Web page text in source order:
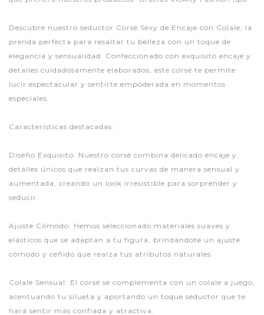
Descubre nuestro seductor Corsé Sexy de Encaje con Colale, la
prenda perfecta para resaltar tu belleza con un toque de
elegancia y sensualidad. Confeccionado con exquisito encaje y
detalles cuidadosamente elaborados, este corsé te permite
lucir espectacular y sentirte empoderada en momentos
especiales.
Características destacadas:
Diseño Exquisito: Nuestro corsé combina delicado encaje y
detalles únicos que realzan tus curvas de manera sensual y
aumentada, creando un look irresistible para sorprender y
seducir.
Ajuste Cómodo: Hemos seleccionado materiales suaves y
elásticos que se adaptan a tu figura, brindándote un ajuste
cómodo y ceñido que realza tus atributos naturales.
Colale Sensual: El corsé se complementa con un colale a juego,
acentuando tu silueta y aportando un toque seductor que te
hará sentir más confiada y atractiva.